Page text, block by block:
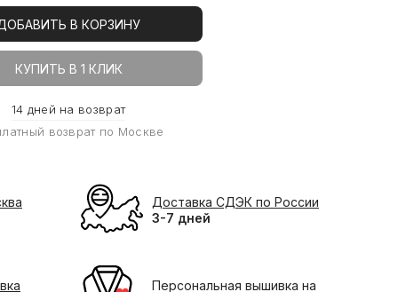
В КОРЗИНУ
КУПИТЬ В 1 КЛИК
14 дней на возврат
возврат по Москве
Доставка СДЭК по России
3-7 дней
Персональная вышивка на